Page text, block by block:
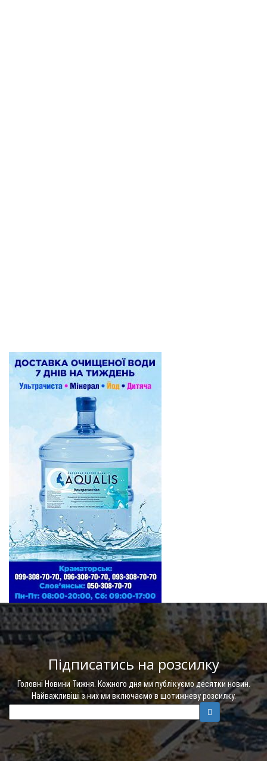
Підписатись на розсилку
Головні Новини Тижня. Кожного дня ми публікуємо десятки новин.
Найважливіші з них ми включаємо в щотижневу розсилку.